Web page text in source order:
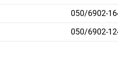
050/6902-
050/6902-